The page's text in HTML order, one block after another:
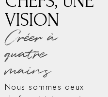
VISION
Créer à
quatre
mains
Nous sommes deux